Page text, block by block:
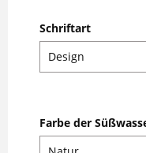
Schriftart
Farbe der